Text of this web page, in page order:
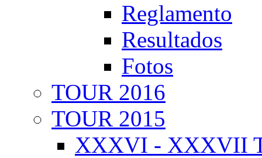
Reglamento
Resultados
Fotos
TOUR 2016
TOUR 2015
XXXVI - XXXVII